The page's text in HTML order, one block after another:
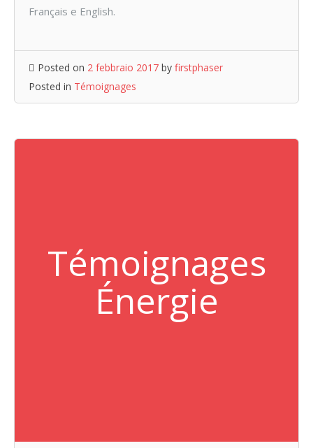
Français e English.
Posted on 2 febbraio 2017 by firstphaser
Posted in Témoignages
Témoignages
Énergie